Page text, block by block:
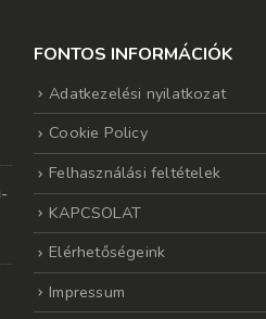
FONTOS INFORMÁCIÓK
Adatkezelési nyilatkozat
Cookie Policy
Felhasználási feltételek
KAPCSOLAT
Elérhetőségeink
Impressum